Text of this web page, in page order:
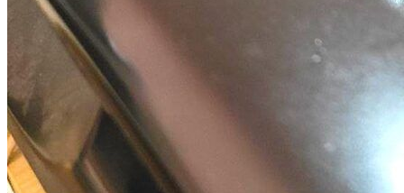
Власть
МВД проводит конкурс, посвященный 110-летию милиции
Беларуси!
03.08.26 16:32